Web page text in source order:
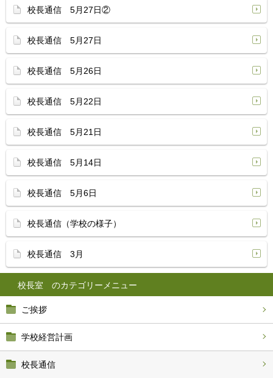
校長室
ご挨拶
学校経営計画
校長通信
校長通信 5月27日②
校長通信 5月27日
校長通信 5月26日
校長通信 5月22日
校長通信 5月21日
校長通信 5月14日
校長通信 5月6日
校長通信（学校の様子）
校長通信 3月